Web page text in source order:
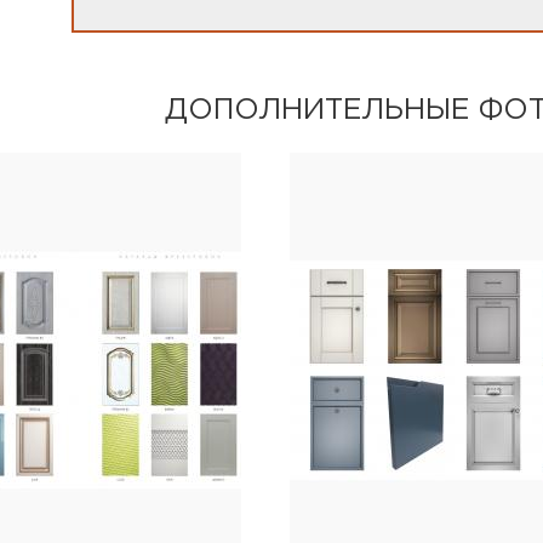
ДОПОЛНИТЕЛЬНЫЕ